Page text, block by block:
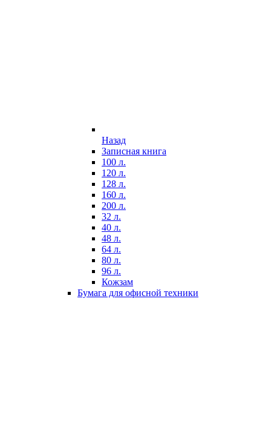
Назад
Записная книга
100 л.
120 л.
128 л.
160 л.
200 л.
32 л.
40 л.
48 л.
64 л.
80 л.
96 л.
Кожзам
Бумага для офисной техники